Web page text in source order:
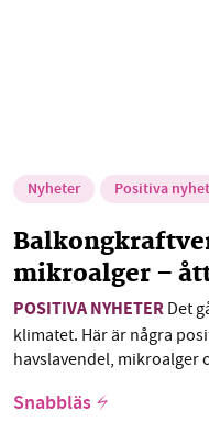
Nyheter Positiva
mikroalger –
POSITIVA NYHETER Det
klimatet. Här är några
havslavendel, mikroalger
Snabbläs